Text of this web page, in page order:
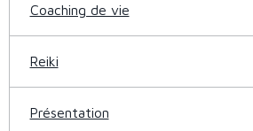
Coaching de vie
Reiki
Présentation